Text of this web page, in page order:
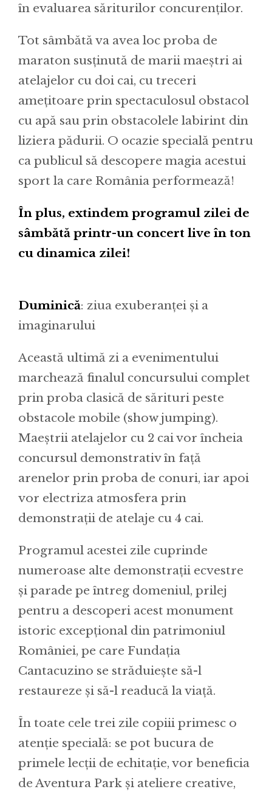
în evaluarea săriturilor concurenților.
Tot sâmbătă va avea loc proba de
maraton susținută de marii maeștri ai
atelajelor cu doi cai, cu treceri
amețitoare prin spectaculosul obstacol
cu apă sau prin obstacolele labirint din
liziera pădurii. O ocazie specială pentru
ca publicul să descopere magia acestui
sport la care România performează!
În plus, extindem programul zilei de
sâmbătă printr-un concert live în ton
cu dinamica zilei!
Duminică: ziua exuberanței și a
imaginarului
Această ultimă zi a evenimentului
marchează finalul concursului complet
prin proba clasică de sărituri peste
obstacole mobile (show jumping).
Maeștrii atelajelor cu 2 cai vor încheia
concursul demonstrativ în față
arenelor prin proba de conuri, iar apoi
vor electriza atmosfera prin
demonstrații de atelaje cu 4 cai.
Programul acestei zile cuprinde
numeroase alte demonstrații ecvestre
și parade pe întreg domeniul, prilej
pentru a descoperi acest monument
istoric excepțional din patrimoniul
României, pe care Fundația
Cantacuzino se străduiește să-l
restaureze și să-l readucă la viață.
În toate cele trei zile copiii primesc o
atenție specială: se pot bucura de
primele lecții de echitație, vor beneficia
de Aventura Park și ateliere creative,